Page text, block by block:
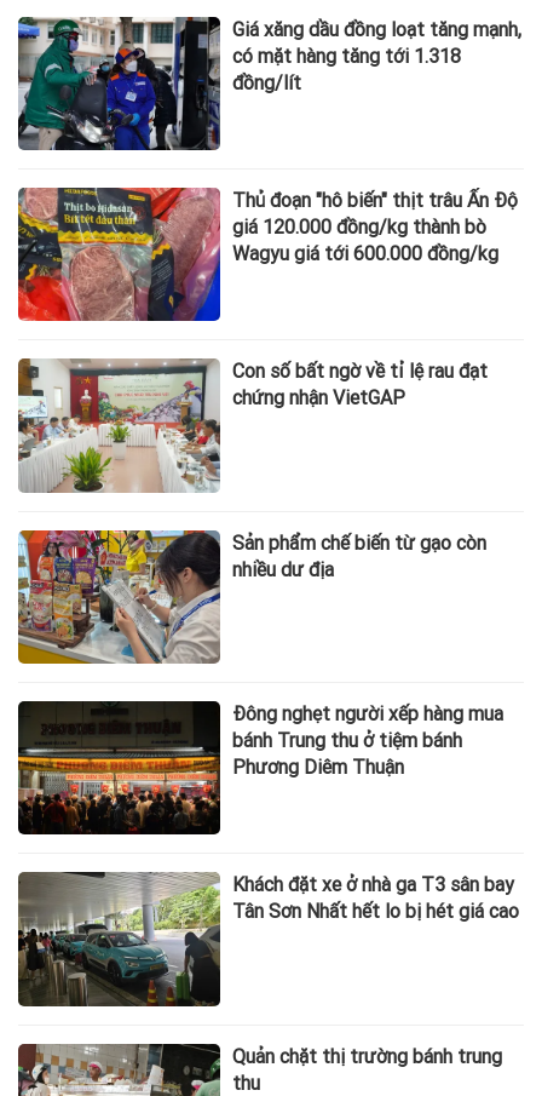
Giá xăng dầu đồng loạt tăng mạnh,
có mặt hàng tăng tới 1.318
đồng/lít
Thủ đoạn "hô biến" thịt trâu Ấn Độ
giá 120.000 đồng/kg thành bò
Wagyu giá tới 600.000 đồng/kg
Con số bất ngờ về tỉ lệ rau đạt
chứng nhận VietGAP
Sản phẩm chế biến từ gạo còn
nhiều dư địa
Đông nghẹt người xếp hàng mua
bánh Trung thu ở tiệm bánh
Phương Diêm Thuận
Khách đặt xe ở nhà ga T3 sân bay
Tân Sơn Nhất hết lo bị hét giá cao
Quản chặt thị trường bánh trung
thu